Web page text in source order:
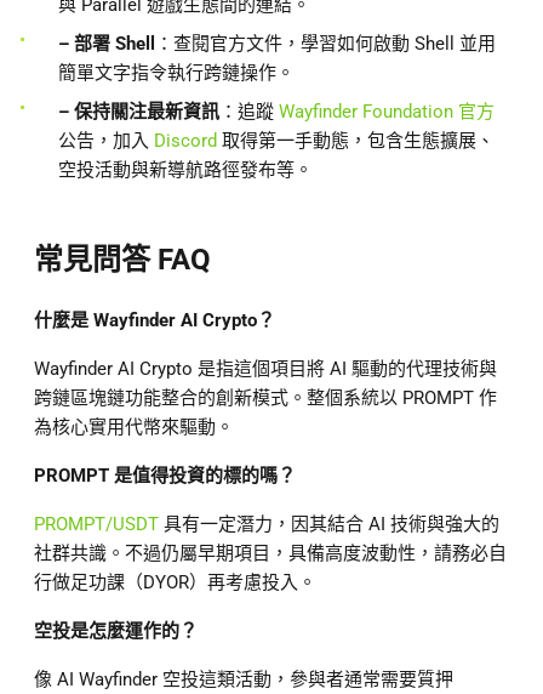
與 Parallel 遊戲生態間的連結。
– 部署 Shell
：查閱官方文件，學習如何啟動 Shell 並用
簡單文字指令執行跨鏈操作。
– 保持關注最新資訊 ：追蹤 Wayfinder Foundation 官方
公告，加入 Discord 取得第一手動態，包含生態擴展、
空投活動與新導航路徑發布等。
常見問答 FAQ
什麼是 Wayfinder AI Crypto？
Wayfinder AI Crypto 是指這個項目將 AI 驅動的代理技術與
跨鏈區塊鏈功能整合的創新模式。整個系統以 PROMPT 作
為核心實用代幣來驅動。
PROMPT 是值得投資的標的嗎？
PROMPT/USDT 具有一定潛力，因其結合 AI 技術與強大的
社群共識。不過仍屬早期項目，具備高度波動性，請務必自
行做足功課（DYOR）再考慮投入。
空投是怎麼運作的？
像 AI Wayfinder 空投這類活動，參與者通常需要質押